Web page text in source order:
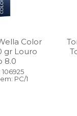
Color
gr Louro
8.0
PC/1